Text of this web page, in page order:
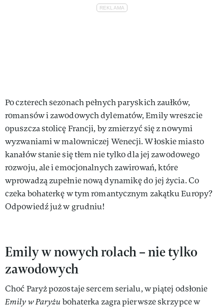
Po czterech sezonach pełnych paryskich zaułków,
romansów i zawodowych dylematów, Emily wreszcie
opuszcza stolicę Francji, by zmierzyć się z nowymi
wyzwaniami w malowniczej Wenecji. Włoskie miasto
kanałów stanie się tłem nie tylko dla jej zawodowego
rozwoju, ale i emocjonalnych zawirowań, które
wprowadzą zupełnie nową dynamikę do jej życia. Co
czeka bohaterkę w tym romantycznym zakątku Europy?
Odpowiedź już w grudniu!
Emily w nowych rolach – nie tylko
zawodowych
Choć Paryż pozostaje sercem serialu, w piątej odsłonie
Emily w Paryżubohaterka zagra pierwsze skrzypce w